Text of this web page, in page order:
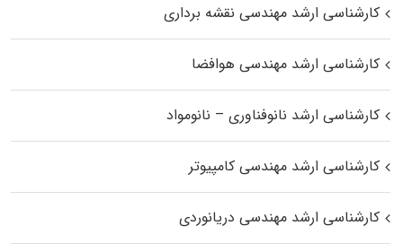
کارشناسی ارشد مهندسی نقشه برداری
کارشناسی ارشد مهندسی هوافضا
کارشناسی ارشد نانوفناوری – نانومواد
کارشناسی ارشد مهندسی کامپیوتر
کارشناسی ارشد مهندسی دریانوردی